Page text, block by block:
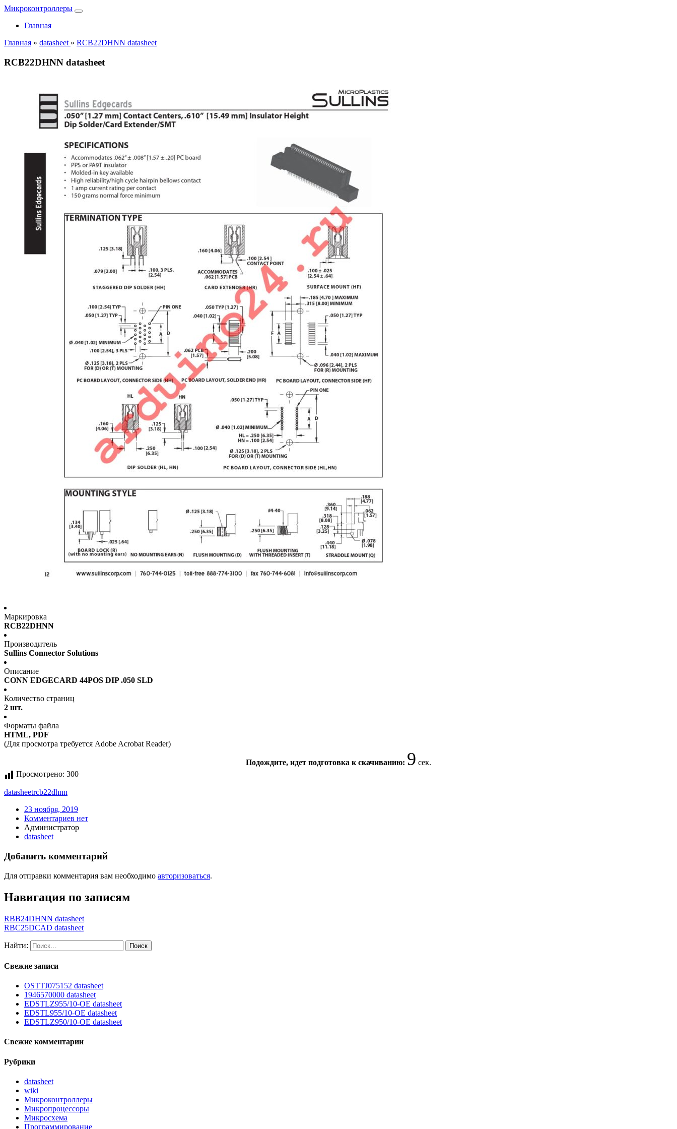
Микроконтроллеры
Главная
Главная » datasheet » RCB22DHNN datasheet
RCB22DHNN datasheet
Маркировка
RCB22DHNN
Производитель
Sullins Connector Solutions
Описание
CONN EDGECARD 44POS DIP .050 SLD
Количество страниц
2 шт.
Форматы файла
HTML, PDF
(Для просмотра требуется Adobe Acrobat Reader)
Подождите, идет подготовка к скачиванию: 8 сек.
Просмотрено: 300
datasheetrcb22dhnn
23 ноября, 2019
Комментариев нет
Администратор
datasheet
Добавить комментарий
Для отправки комментария вам необходимо авторизоваться.
Навигация по записям
RBB24DHNN datasheet
RBC25DCAD datasheet
Найти:
Свежие записи
OSTTJ075152 datasheet
1946570000 datasheet
EDSTLZ955/10-OE datasheet
EDSTL955/10-OE datasheet
EDSTLZ950/10-OE datasheet
Свежие комментарии
Рубрики
datasheet
wiki
Микроконтроллеры
Микропроцессоры
Микросхема
Программирование